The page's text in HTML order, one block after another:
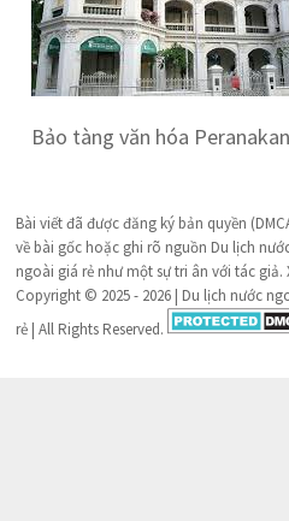
Bảo tàng văn hóa Peranakan
Bài viết đã được đăng ký bản quyền
về bài gốc hoặc ghi rõ nguồn Du lịch
ngoài giá rẻ như một sự tri ân với tác giả.
Copyright © 2025 - 2026 | Du lịch nước
rẻ | All Rights Reserved.